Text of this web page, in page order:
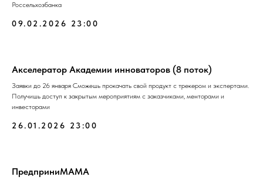
Россельхозбанка
09.02.2026 23:00
Акселератор Академии инноваторов (8 поток)
Заявки до 26 января Сможешь прокачать свой продукт с трекером и экспертами.
Получишь доступ к закрытым мероприятиям с заказчиками, менторами и
инвесторами
26.01.2026 23:00
ПредприниМАМА